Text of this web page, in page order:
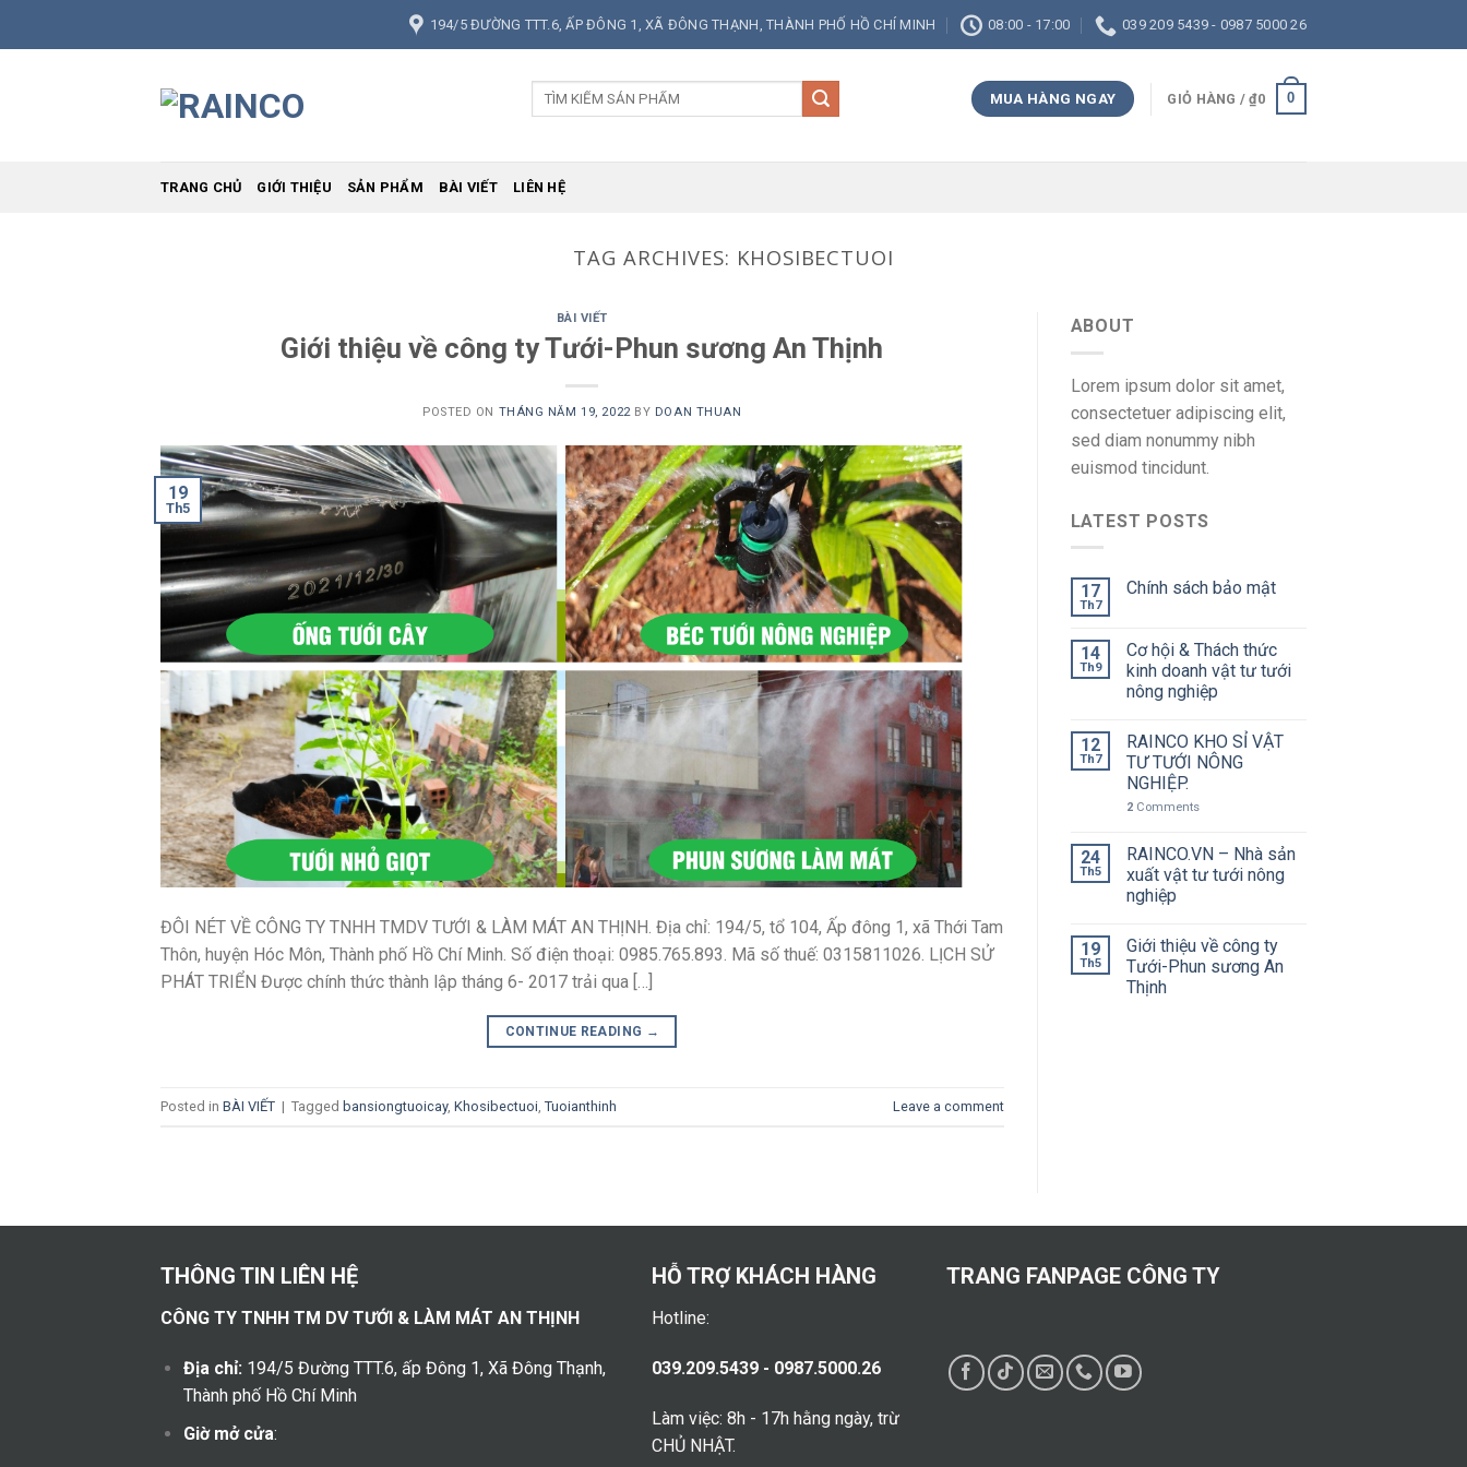
194/5 ĐƯỜNG TTT.6, ẤP ĐÔNG 1, XÃ ĐÔNG THẠNH, THÀNH PHỐ HỒ CHÍ MINH 08:00 - 17:00 039 209 5439 - 0987 5000 26
Tìm
MUA HÀNG NGAY GIỎ HÀNG /₫0 0
TRANG CHỦ GIỚI THIỆU SẢN PHẨM BÀI VIẾT LIÊN HỆ
TAG ARCHIVES: KHOSIBECTUOI
BÀI VIẾT
Giới thiệu về công ty Tưới-Phun sương An Thịnh
POSTED ON THÁNG NĂM 19, 2022BY DOAN THUAN
19
Th5
ĐÔI NÉT VỀ CÔNG TY TNHH TMDV TƯỚI & LÀM MÁT AN THỊNH. Địa chỉ: 194/5, tổ 104, Ấp đông 1, xã Thới Tam
Thôn, huyện Hóc Môn, Thành phố Hồ Chí Minh. Số điện thoại: 0985.765.893. Mã số thuế: 0315811026. LỊCH SỬ
PHÁT TRIỂN Được chính thức thành lập tháng 6- 2017 trải qua […]
CONTINUE READING →
Posted in BÀI VIẾT | Tagged bansiongtuoicay, Khosibectuoi Tuoianthinh Leave a comment
ABOUT
Lorem ipsum dolor sit amet,
consectetuer adipiscing elit,
sed diam nonummy nibh
euismod tincidunt.
LATEST POSTS
17
Th7
Chính sách bảo mật
14
Th9
Cơ hội & Thách thức
kinh doanh vật tư tưới
nông nghiệp
12
Th7
RAINCO KHO SỈ VẬT
TƯ TƯỚI NÔNG
NGHIỆP.
2Comments
24
Th5
RAINCO.VN – Nhà sản
xuất vật tư tưới nông
nghiệp
19
Th5
Giới thiệu về công ty
Tưới-Phun sương An
Thịnh
THÔNG TIN LIÊN HỆ
CÔNG TY TNHH TM DV TƯỚI & LÀM MÁT AN THỊNH
Địa chỉ: 194/5 Đường TTT.6, ấp Đông 1, Xã Đông Thạnh,
Thành phố Hồ Chí Minh
Giờ mở cửa:
HỖ TRỢ KHÁCH HÀNG
Hotline:
039.209.5439 - 0987.5000.26
Làm việc: 8h - 17h hằng ngày, trừ
CHỦ NHẬT.
TRANG FANPAGE CÔNG TY